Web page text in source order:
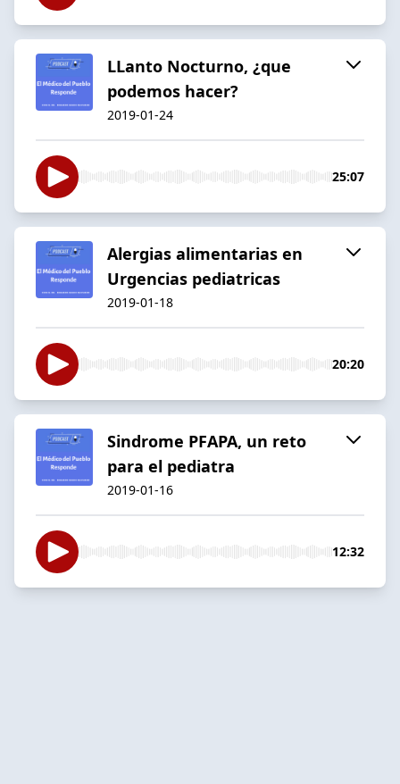
LLanto Nocturno, ¿que
podemos hacer?
2019-01-24
25:07
Alergias alimentarias en
Urgencias pediatricas
2019-01-18
20:20
Sindrome PFAPA, un reto
para el pediatra
2019-01-16
12:32